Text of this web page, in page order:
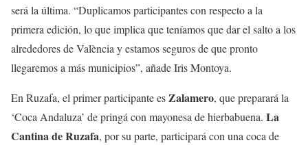
será la última. “Duplicamos participantes con respecto a la
primera edición, lo que implica que teníamos que dar el salto a los
alrededores de València y estamos seguros de que pronto
llegaremos a más municipios”, añade Iris Montoya.
En Ruzafa, el primer participante esZalamero, que preparará la
‘Coca Andaluza’ de pringá con mayonesa de hierbabuena. La
Cantina de Ruzafa, por su parte, participará con una coca de